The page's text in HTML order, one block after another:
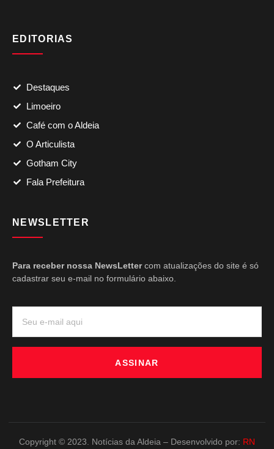
EDITORIAS
Destaques
Limoeiro
Café com o Aldeia
O Articulista
Gotham City
Fala Prefeitura
NEWSLETTER
Para receber nossa NewsLettercom atualizações do site é só
cadastrar seu e-mail no formulário abaixo.
ASSINAR
Copyright © 2023. Notícias da Aldeia – Desenvolvido por: RN